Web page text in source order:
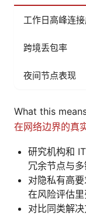
工作日高峰连
跨境丢包率
夜间节点表现
What this
在网络边界的真
研究机构和
冗余节点与多
对隐私有高
在风险评估里
对比同类解